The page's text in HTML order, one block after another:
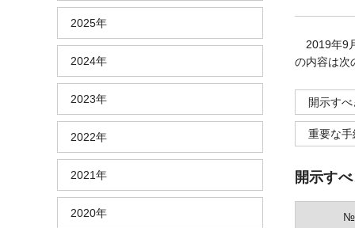
2025年
2024年
2023年
2022年
2021年
2020年
2019年9
の内容は次
開示す
重要な
開示す
№